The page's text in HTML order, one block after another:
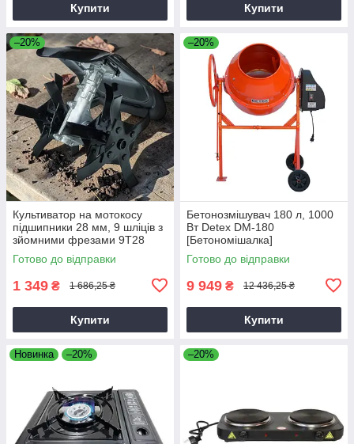
Купити Купити
–20%
Культиватор на мотокосу
підшипники 28 мм, 9 шліців з
зйомними фрезами 9T28
Готово до відправки
1 349 ₴ 1 686,25 ₴
Купити
–20%
Бетонозмішувач 180 л, 1000
Вт Detex DM-180
[Бетономішалка]
Готово до відправки
9 949 ₴ 12 436,25 ₴
Купити
Новинка –20% –20%